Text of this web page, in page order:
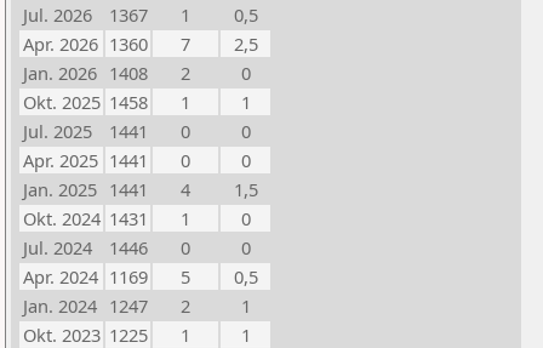
Jul. 2026
1367 1
0,5
Apr. 2026 1360 7
2,5
Jan. 2026 1408 2
0
Okt. 2025 1458 1
1
Jul. 2025
1441 0
0
Apr. 2025 1441 0
0
Jan. 2025 1441 4
1,5
Okt. 2024 1431 1
0
Jul. 2024
1446 0
0
Apr. 2024 1169 5
0,5
Jan. 2024 1247 2
1
Okt. 2023 1225 1
1